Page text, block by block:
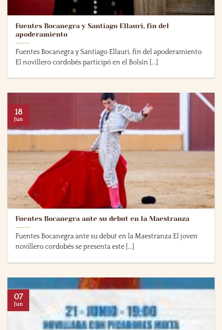
Fuentes Bocanegra y Santiago Ellauri, fin del
apoderamiento
Fuentes Bocanegra y Santiago Ellauri, fin del apoderamiento
El novillero cordobés participó en el Bolsín [...]
Fuentes Bocanegra ante su debut en la Maestranza
Fuentes Bocanegra ante su debut en la Maestranza El joven
novillero cordobés se presenta este [...]
18
Jun
07
Jun